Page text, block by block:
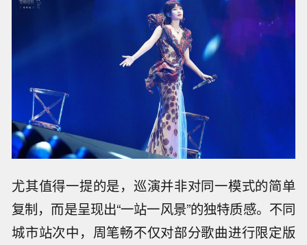
尤其值得一提的是，巡演并非对同一模式的简单
复制，而是呈现出“一站一风景”的独特质感。不同
城市站次中，周笔畅不仅对部分歌曲进行限定版